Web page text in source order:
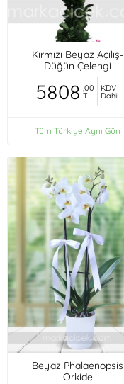
Kırmızı Beyaz Açılış-
Düğün Çelengi
5808 ,00
TL
KDV
Dahil
Tüm Türkiye Aynı Gün
Beyaz Phalaenopsis
Orkide